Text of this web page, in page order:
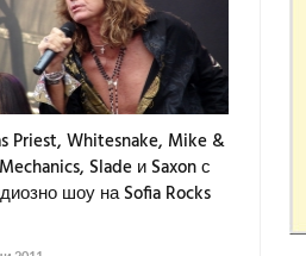
Priest, Whitesnake, Mike &
Slade и Saxon с
шоу на Sofia Rocks